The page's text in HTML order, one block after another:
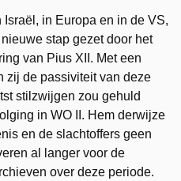
in Europa en in de VS,
stap gezet door het
van Pius XII. Met een
zij de passiviteit van deze
stilzwijgen zou gehuld
in WO II. Hem derwijze
en de slachtoffers geen
al langer voor de
over deze periode.